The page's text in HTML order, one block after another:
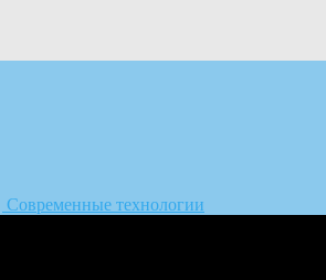
Современные технологии